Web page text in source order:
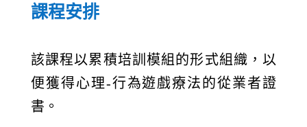
課程安排
該課程以累積培訓模組的形式組織，以
便獲得心理-行為遊戲療法的從業者證
書。